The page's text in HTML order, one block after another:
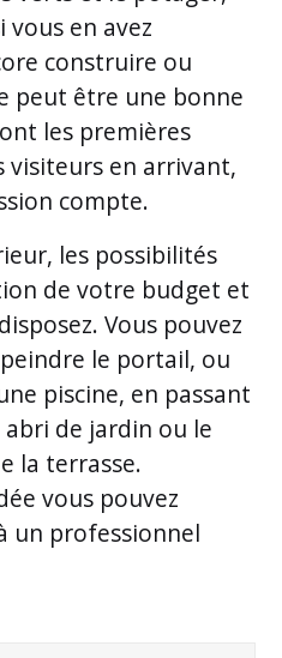
vous en avez
construire ou
peut être une bonne
les premières
visiteurs en arrivant,
compte.
les possibilités
de votre budget et
Vous pouvez
le portail, ou
piscine, en passant
abri de jardin ou le
la terrasse.
vous pouvez
un professionnel